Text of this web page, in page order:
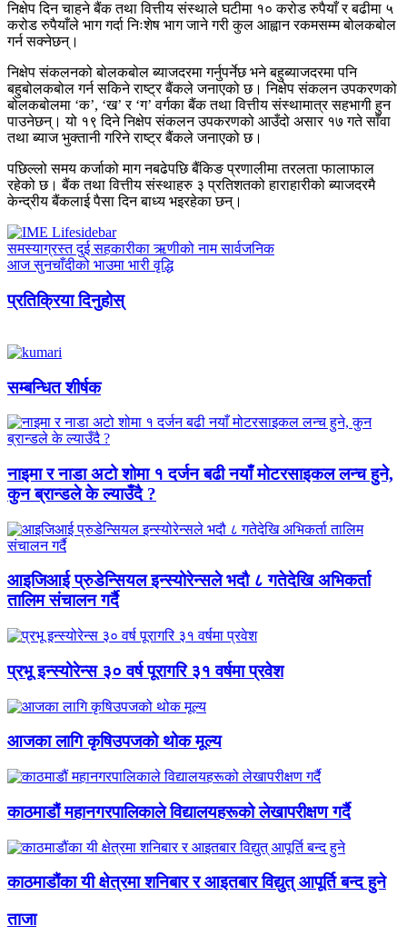
निक्षेप दिन चाहने बैंक तथा वित्तीय संस्थाले घटीमा १० करोड रुपैयाँ र बढीमा ५
करोड रुपैयाँले भाग गर्दा निःशेष भाग जाने गरी कुल आह्वान रकमसम्म बोलकबोल
गर्न सक्नेछन्।
निक्षेप संकलनको बोलकबोल ब्याजदरमा गर्नुपर्नेछ भने बहुब्याजदरमा पनि
बहुबोलकबोल गर्न सकिने राष्ट्र बैंकले जनाएको छ। निक्षेप संकलन उपकरणको
बोलकबोलमा ‘क’, ‘ख’ र ‘ग’ वर्गका बैंक तथा वित्तीय संस्थामात्र सहभागी हुन
पाउनेछन्। यो १९ दिने निक्षेप संकलन उपकरणको आउँदो असार १७ गते साँवा
तथा ब्याज भुक्तानी गरिने राष्ट्र बैंकले जनाएको छ।
पछिल्लो समय कर्जाको माग नबढेपछि बैंकिङ प्रणालीमा तरलता फालाफाल
रहेको छ। बैंक तथा वित्तीय संस्थाहरु ३ प्रतिशतको हाराहारीको ब्याजदरमै
केन्द्रीय बैंकलाई पैसा दिन बाध्य भइरहेका छन्।
समस्याग्रस्त दुई सहकारीका ऋणीको नाम सार्वजनिक
आज सुनचाँदीको भाउमा भारी वृद्धि
प्रतिक्रिया दिनुहोस्
सम्बन्धित शीर्षक
नाइमा र नाडा अटो शोमा १ दर्जन बढी नयाँ मोटरसाइकल लन्च हुने,
कुन ब्रान्डले के ल्याउँदै ?
आइजिआई प्रुडेन्सियल इन्स्योरेन्सले भदौ ८ गतेदेखि अभिकर्ता
तालिम संचालन गर्दै
प्रभू इन्स्योरेन्स ३० वर्ष पूरागरि ३१ वर्षमा प्रवेश
आजका लागि कृषिउपजको थोक मूल्य
काठमाडौं महानगरपालिकाले विद्यालयहरूको लेखापरीक्षण गर्दै
काठमाडौंका यी क्षेत्रमा शनिबार र आइतबार विद्युत् आपूर्ति बन्द हुने
ताजा